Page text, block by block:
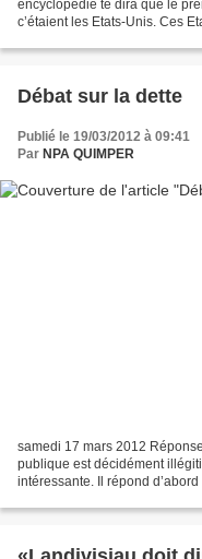
encyclopédie te dira que le
c’étaient les Etats-Unis. Ces
Débat sur la dette
Publié le 19/03/2012 à 09:41
Par NPA QUIMPER
samedi 17 mars 2012
publique est décidément
intéressante. Il répond